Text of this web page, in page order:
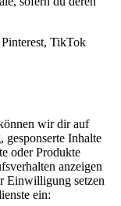
TikTok
wir dir auf
gesponserte Inhalte
oder Produkte
anzeigen
Einwilligung setzen
ein: